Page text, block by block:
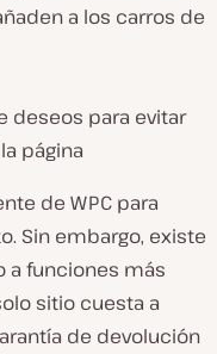
a los carros de
deseos para evitar
página
de WPC para
Sin embargo, existe
a funciones más
sitio cuesta a
de devolución